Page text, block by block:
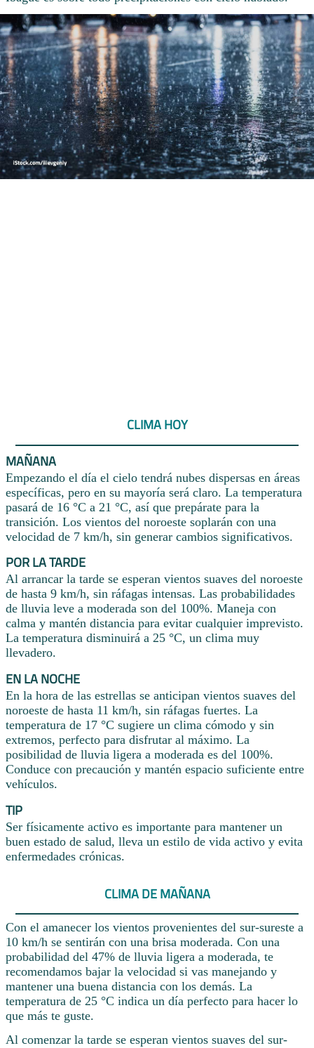
CLIMA HOY
MAÑANA
Empezando el día el cielo tendrá nubes dispersas en áreas
específicas, pero en su mayoría será claro. La temperatura
pasará de 16 °C a 21 °C, así que prepárate para la
transición. Los vientos del noroeste soplarán con una
velocidad de 7 km/h, sin generar cambios significativos.
POR LA TARDE
Al arrancar la tarde se esperan vientos suaves del noroeste
de hasta 9 km/h, sin ráfagas intensas. Las probabilidades
de lluvia leve a moderada son del 100%. Maneja con
calma y mantén distancia para evitar cualquier imprevisto.
La temperatura disminuirá a 25 °C, un clima muy
llevadero.
EN LA NOCHE
En la hora de las estrellas se anticipan vientos suaves del
noroeste de hasta 11 km/h, sin ráfagas fuertes. La
temperatura de 17 °C sugiere un clima cómodo y sin
extremos, perfecto para disfrutar al máximo. La
posibilidad de lluvia ligera a moderada es del 100%.
Conduce con precaución y mantén espacio suficiente entre
vehículos.
TIP
Ser físicamente activo es importante para mantener un
buen estado de salud, lleva un estilo de vida activo y evita
enfermedades crónicas.
CLIMA DE MAÑANA
Con el amanecer los vientos provenientes del sur-sureste a
10 km/h se sentirán con una brisa moderada. Con una
probabilidad del 47% de lluvia ligera a moderada, te
recomendamos bajar la velocidad si vas manejando y
mantener una buena distancia con los demás. La
temperatura de 25 °C indica un día perfecto para hacer lo
que más te guste.
Al comenzar la tarde se esperan vientos suaves del sur-